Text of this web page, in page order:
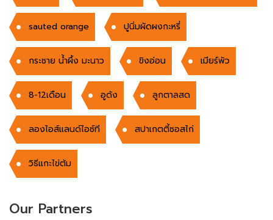
sauted orange ปูนิ่มผัดผงกะหรี่
กระชาย น้ำผึ้ง มะนาว ขิงอ่อน เมียร์พัว
8-12เดือน อูด้ง ลูกตาลสด
ลองไอส์แลนด์ไอซ์ที สปาเกตตี้ซอสไก่
วิธีแกะไข่ต้ม
Our Partners